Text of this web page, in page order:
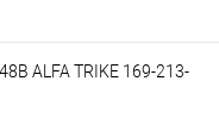
ALFA TRIKE 169-213-